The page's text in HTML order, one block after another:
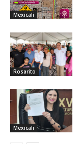
Mexicali
Rosarito
Mexicali